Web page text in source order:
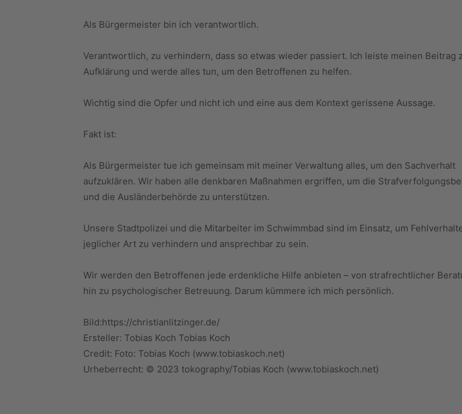
Als Bürgermeister bin ich verantwortlich.
Verantwortlich, zu verhindern, dass so etwas wieder passiert. Ich leiste meinen Beitrag
Aufklärung und werde alles tun, um den Betroffenen zu helfen.
Wichtig sind die Opfer und nicht ich und eine aus dem Kontext gerissene Aussage.
Fakt ist:
Als Bürgermeister tue ich gemeinsam mit meiner Verwaltung alles, um den Sachverhalt
aufzuklären. Wir haben alle denkbaren Maßnahmen ergriffen, um die
und die Ausländerbehörde zu unterstützen.
Unsere Stadtpolizei und die Mitarbeiter im Schwimmbad sind im Einsatz, um
jeglicher Art zu verhindern und ansprechbar zu sein.
Wir werden den Betroffenen jede erdenkliche Hilfe anbieten – von strafrechtlicher
hin zu psychologischer Betreuung. Darum kümmere ich mich persönlich.
Bild:https://christianlitzinger.de/
Ersteller: Tobias Koch Tobias Koch
Credit: Foto: Tobias Koch (www.tobiaskoch.net)
Urheberrecht: © 2023 tokography/Tobias Koch (www.tobiaskoch.net)